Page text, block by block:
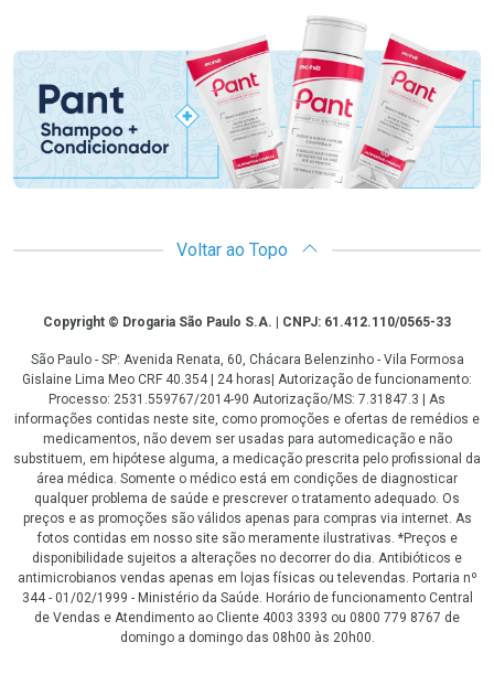
Promoção em Destaque
Voltar ao Topo
CopyrightCopyright © Drogaria São Paulo S.A. | CNPJ: 61.412.110/0565-33
São Paulo - SP: Avenida Renata, 60, Chácara Belenzinho - Vila Formosa
Gislaine Lima Meo CRF 40.354 | 24 horas| Autorização de funcionamento:
Processo: 2531.559767/2014-90 Autorização/MS: 7.31847.3 | As
informações contidas neste site, como promoções e ofertas de remédios e
medicamentos, não devem ser usadas para automedicação e não
substituem, em hipótese alguma, a medicação prescrita pelo profissional da
área médica. Somente o médico está em condições de diagnosticar
qualquer problema de saúde e prescrever o tratamento adequado. Os
preços e as promoções são válidos apenas para compras via internet. As
fotos contidas em nosso site são meramente ilustrativas. *Preços e
disponibilidade sujeitos a alterações no decorrer do dia. Antibióticos e
antimicrobianos vendas apenas em lojas físicas ou televendas. Portaria nº
344 - 01/02/1999 - Ministério da Saúde. Horário de funcionamento Central
de Vendas e Atendimento ao Cliente 4003 3393 ou 0800 779 8767 de
domingo a domingo das 08h00 às 20h00.